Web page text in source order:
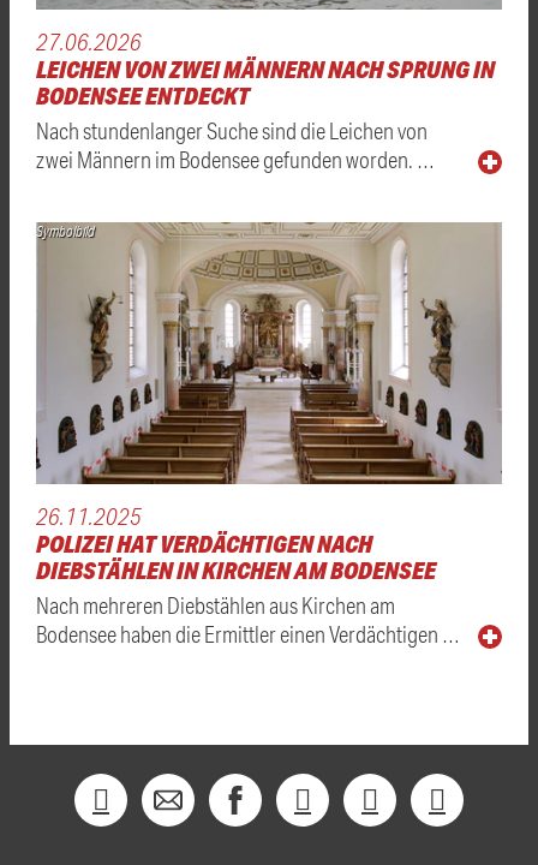
27.06.2026
LEICHEN VON ZWEI MÄNNERN NACH SPRUNG IN
BODENSEE ENTDECKT
Nach stundenlanger Suche sind die Leichen von
zwei Männern im Bodensee gefunden worden. …
Symbolbild
26.11.2025
POLIZEI HAT VERDÄCHTIGEN NACH
DIEBSTÄHLEN IN KIRCHEN AM BODENSEE
Nach mehreren Diebstählen aus Kirchen am
Bodensee haben die Ermittler einen Verdächtigen …